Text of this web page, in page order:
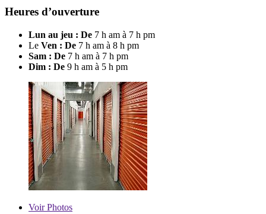
Heures d’ouverture
Lun au jeu : De 7 h am à 7 h pm
Le Ven : De 7 h am à 8 h pm
Sam : De 7 h am à 7 h pm
Dim : De 9 h am à 5 h pm
VoirPhotos